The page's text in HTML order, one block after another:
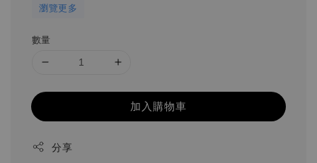
瀏覽更多
數量
加入購物車
分享